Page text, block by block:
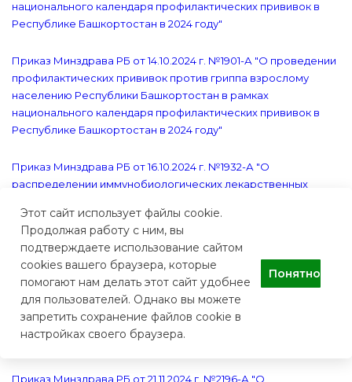
национального календаря профилактических прививок в
Республике Башкортостан в 2024 году"
Приказ Минздрава РБ от 14.10.2024 г. №1901-А "О проведении
профилактических прививок против гриппа взрослому
населению Республики Башкортостан в рамках
национального календаря профилактических прививок в
Республике Башкортостан в 2024 году"
Приказ Минздрава РБ от 16.10.2024 г. №1932-А "О
распределении иммунобиологических лекарственных
взрослого населения Республики Башкортостан по плану
2024 года"
Приказ Минздрава РБ от 29.10.2024 г. №2038-А "О
проведении профилактических прививок против гриппа
детскому населению Республики Башкортостан в рамках
национального календаря профилактических прививок в
2024 году"
Приказ Минздрава РБ от 21.11.2024 г. №2196-А "О
Этот сайт использует файлы cookie.
Продолжая работу с ним, вы
подтверждаете использование сайтом
cookies вашего браузера, которые
помогают нам делать этот сайт удобнее
для пользователей. Однако вы можете
запретить сохранение файлов cookie в
настройках своего браузера.
Понятно